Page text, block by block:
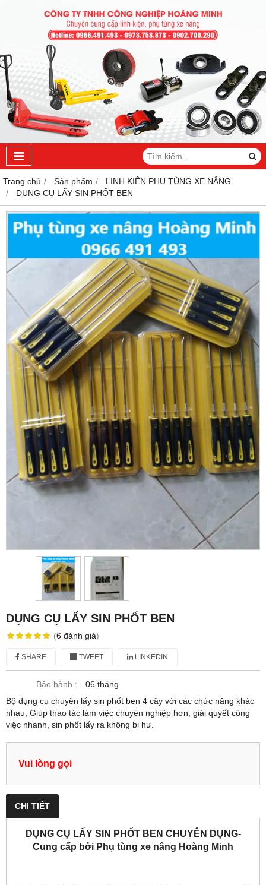
Trang chủ Sản phẩm
LINH KIÊN PHỤ TÙNG XE NÂNG
DỤNG CỤ LẤY SIN PHỐT BEN
DỤNG CỤ LẤY SIN PHỐT BEN
(6 đánh giá)
SHARE TWEET LINKEDIN
Bảo hành :
06 tháng
Bộ dụng cụ chuyên lấy sin phốt ben 4 cây với các chức năng khác
nhau, Giúp thao tác làm việc chuyên nghiệp hơn, giải quyết công
việc nhanh, sin phốt lấy ra không bi hư.
Vui lòng gọi
CHI TIẾT
DỤNG CỤ LẤY SIN PHỐT BEN CHUYÊN DỤNG-
Cung cấp bởi Phụ tùng xe nâng Hoàng Minh